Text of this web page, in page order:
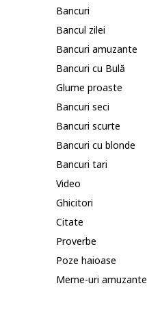
Bancuri
Bancul zilei
Bancuri amuzante
Bancuri cu Bulă
Glume proaste
Bancuri seci
Bancuri scurte
Bancuri cu blonde
Bancuri tari
Video
Ghicitori
Citate
Proverbe
Poze haioase
Meme-uri amuzante